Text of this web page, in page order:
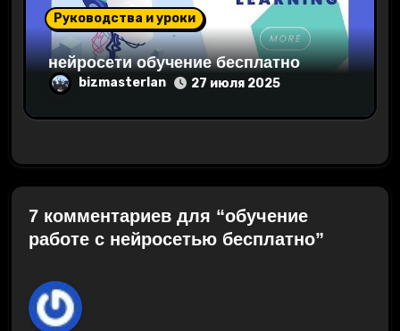
Руководства и уроки
нейросети обучение бесплатно
bizmasterlan 27 июля 2025
7 комментариев для “обучение
работе с нейросетью бесплатно”